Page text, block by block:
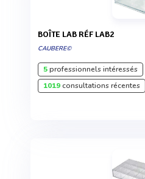
BOÎTE LAB RÉF LAB2
CAUBERE©
5professionnels intéressés
1019consultations récentes